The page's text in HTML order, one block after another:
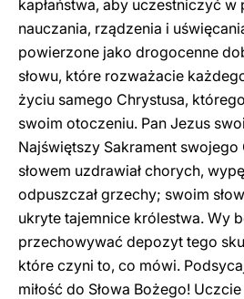
kapłaństwa, aby uczestniczyć
nauczania, rządzenia i
powierzone jako drogocenne
słowu, które rozważacie
życiu samego Chrystusa,
swoim otoczeniu. Pan Jezus
Najświętszy Sakrament swojego
słowem uzdrawiał chorych,
odpuszczał grzechy; swoim
ukryte tajemnice królestwa. Wy
przechowywać depozyt tego
które czyni to, co mówi.
miłość do Słowa Bożego!